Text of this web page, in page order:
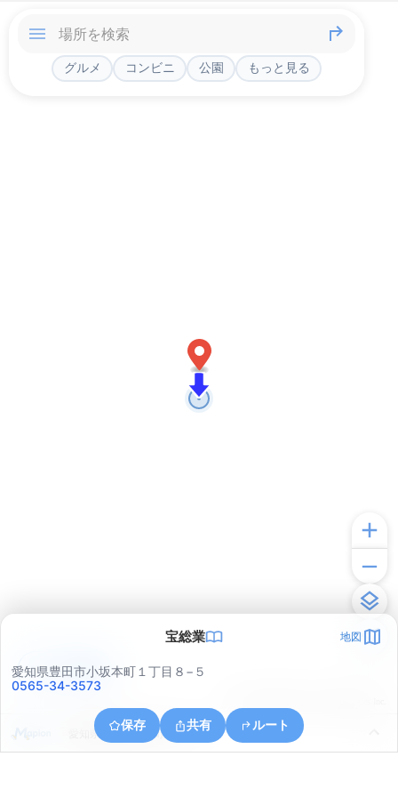
グルメ コンビニ 公園 もっと見る
宝総業 地図
愛知県豊田市小坂本町１丁目８−５
0565-34-3573
保存 共有 ルート
愛知県豊田市樹木町１丁目
アプリで見る